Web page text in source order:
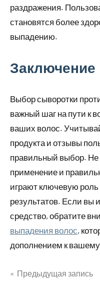
раздражения.
становятся более
выпадению.
Заключение
Выбор сыворотки
важный шаг на пути к
ваших волос.
продукта и отзывы
правильный выбор. Не
применение и
играют ключевую
результатов. Если вы
средство, обратите
выпадения волос,
дополнением к
Предыдущая запись